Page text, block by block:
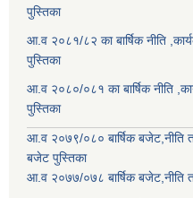
पुस्तिका
आ.व २०८१/८२ का बार्षिक नीति
पुस्तिका
आ.व २०८०/०८१ का बार्षिक नीति
पुस्तिका
आ.व २०७९/०८० बार्षिक बजेट,नीति
बजेट पुस्तिका
आ.व २०७७/०७८ बार्षिक बजेट,नीति